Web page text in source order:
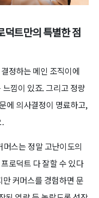
덕트만의 특별한 점
정하는 메인 조직이에
낌이 있죠. 그리고 정량
에 의사결정이 명료하고,
스는 정말 고난이도의
로덕트 다 잘할 수 있다
커머스를 경험하면 문